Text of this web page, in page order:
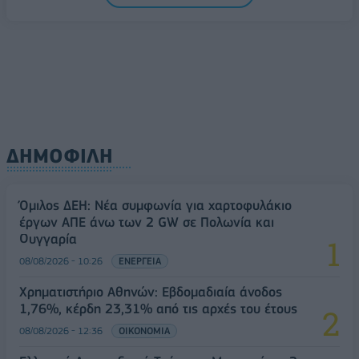
ΔΗΜΟΦΙΛΗ
Όμιλος ΔΕΗ: Νέα συμφωνία για χαρτοφυλάκιο
έργων ΑΠΕ άνω των 2 GW σε Πολωνία και
Ουγγαρία
08/08/2026 - 10:26 ΕΝΕΡΓΕΙΑ
Χρηματιστήριο Αθηνών: Εβδομαδιαία άνοδος
1,76%, κέρδη 23,31% από τις αρχές του έτους
08/08/2026 - 12:36 ΟΙΚΟΝΟΜΙΑ